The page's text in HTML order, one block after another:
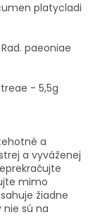
platycladi
paeoniae
- 5,5g
a
a vyváženej
mimo
žiadne
nie sú na